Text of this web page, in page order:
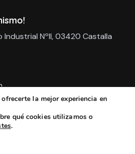
Industrial NºII, 03420 Castalla
Rico S.L. Todos Los derechos
la mejor experiencia en
qué cookies utilizamos o
.